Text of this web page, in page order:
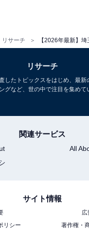
リサーチ
リサーチ
したトピックスをはじめ、最新
グなど、世の中で注目を集めて
関連サービス
All
サイト情報
広
リシー
著作権・